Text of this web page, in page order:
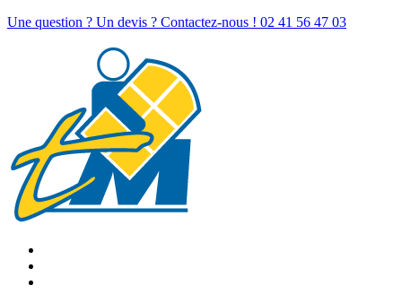
Une question ? Un devis ? Contactez-nous ! 02 41 56 47 03